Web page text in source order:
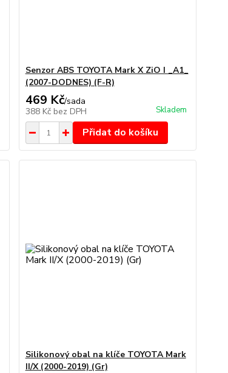
Senzor ABS TOYOTA Mark X ZiO I _A1_
(2007-DODNES) (F-R)
469 Kč/sada
388 Kč bez DPH Skladem
Přidat do košíku
Silikonový obal na klíče TOYOTA Mark
II/X (2000-2019) (Gr)